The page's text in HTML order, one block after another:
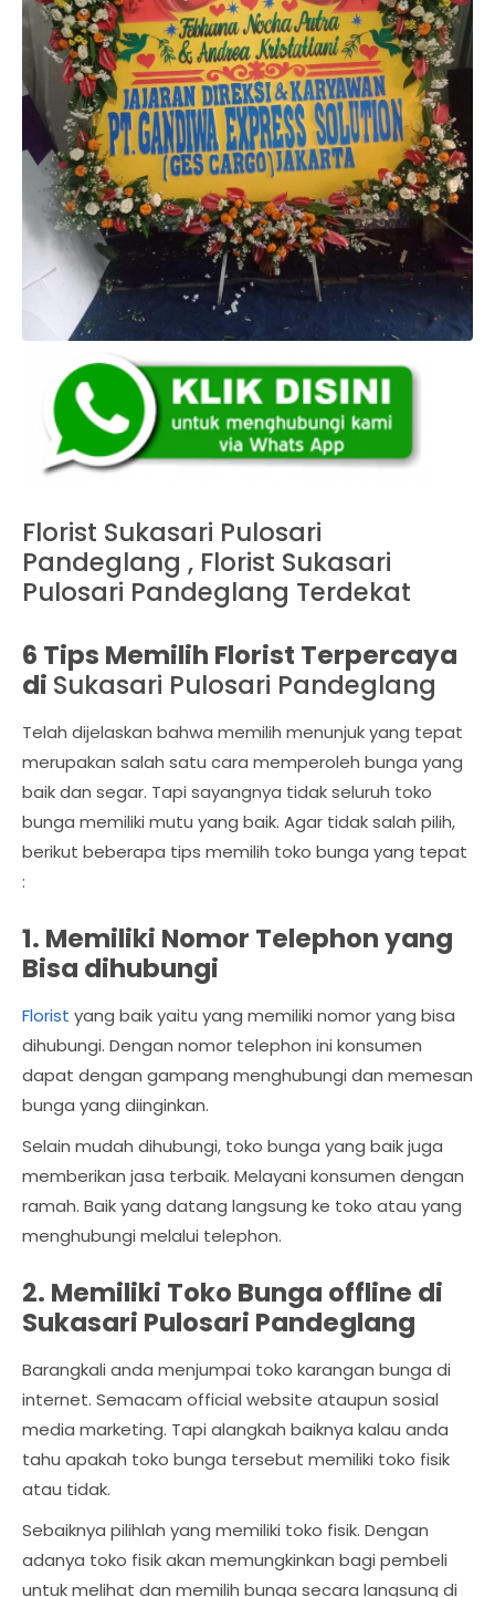
Florist Sukasari Pulosari
Pandeglang , Florist Sukasari
Pulosari Pandeglang Terdekat
6 Tips Memilih Florist Terpercaya
di Sukasari Pulosari Pandeglang
Telah dijelaskan bahwa memilih menunjuk yang tepat
merupakan salah satu cara memperoleh bunga yang
baik dan segar. Tapi sayangnya tidak seluruh toko
bunga memiliki mutu yang baik. Agar tidak salah pilih,
berikut beberapa tips memilih toko bunga yang tepat
:
1. Memiliki Nomor Telephon yang
Bisa dihubungi
Florist yang baik yaitu yang memiliki nomor yang bisa
dihubungi. Dengan nomor telephon ini konsumen
dapat dengan gampang menghubungi dan memesan
bunga yang diinginkan.
Selain mudah dihubungi, toko bunga yang baik juga
memberikan jasa terbaik. Melayani konsumen dengan
ramah. Baik yang datang langsung ke toko atau yang
menghubungi melalui telephon.
2. Memiliki Toko Bunga offline di
Sukasari Pulosari Pandeglang
Barangkali anda menjumpai toko karangan bunga di
internet. Semacam official website ataupun sosial
media marketing. Tapi alangkah baiknya kalau anda
tahu apakah toko bunga tersebut memiliki toko fisik
atau tidak.
Sebaiknya pilihlah yang memiliki toko fisik. Dengan
adanya toko fisik akan memungkinkan bagi pembeli
untuk melihat dan memilih bunga secara langsung di